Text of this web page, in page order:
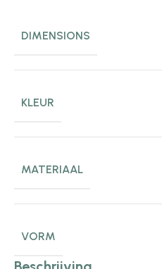
DIMENSIONS
KLEUR
MATERIAAL
VORM